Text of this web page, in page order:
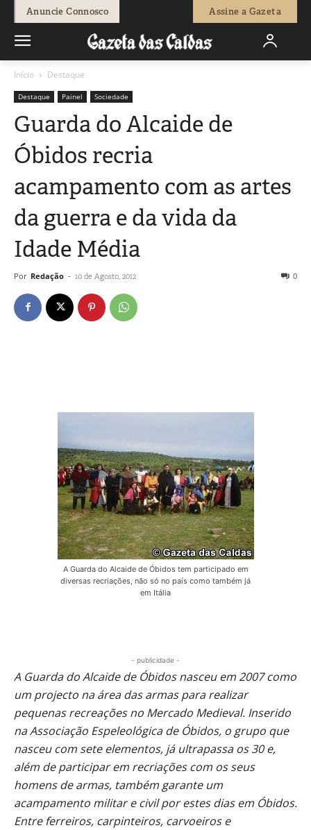
Anuncie Connosco Assine a Gazeta
Início Destaque
Destaque Painel Sociedade
Guarda do Alcaide de
Óbidos recria
acampamento com as artes
da guerra e da vida da
Idade Média
Por Redação - 10 de Agosto, 2012 0
A Guarda do Alcaide de Óbidos tem participado em
diversas recriações, não só no país como também já
em Itália
- publicidade -
A Guarda do Alcaide de Óbidos nasceu em 2007 como
um projecto na área das armas para realizar
pequenas recreações no Mercado Medieval. Inserido
na Associação Espeleológica de Óbidos, o grupo que
nasceu com sete elementos, já ultrapassa os 30 e,
além de participar em recriações com os seus
homens de armas, também garante um
acampamento militar e civil por estes dias em Óbidos.
Entre ferreiros, carpinteiros, carvoeiros e